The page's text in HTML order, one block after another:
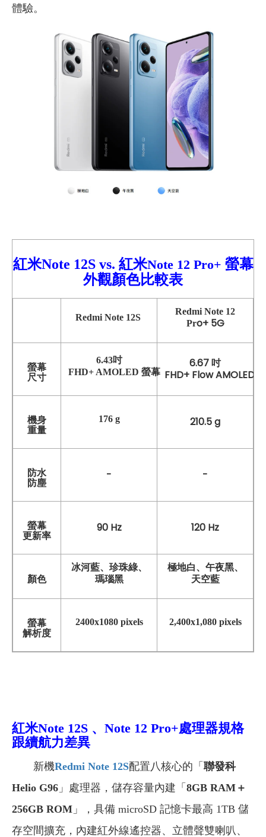
體驗。
紅米Note 12S vs. 紅米Note 12 Pro+ 螢幕
外觀顏色比較表
Redmi Note 12S
Redmi Note 12
Pro+5G
螢幕
尺寸
6.43吋
FHD+ AMOLED 螢幕
6.67 吋
FHD+ Flow AMOLED
機身
重量
176 g 210.5 g
防水
防塵
- -
螢幕
更新率
90 Hz 120 Hz
顏色
冰河藍、珍珠綠、
瑪瑙黑
極地白、午夜黑、
天空藍
螢幕
解析度
2400x1080 pixels 2,400x1,080 pixels
紅米Note 12S 、Note 12 Pro+處理器規格
跟續航力差異
新機Redmi Note 12S配置八核心的「 聯發科
Helio G96 」處理器，儲存容量內建「 8GB RAM＋
256GB ROM 」，具備 microSD 記憶卡最高 1TB 儲
存空間擴充，內建紅外線遙控器、立體聲雙喇叭、